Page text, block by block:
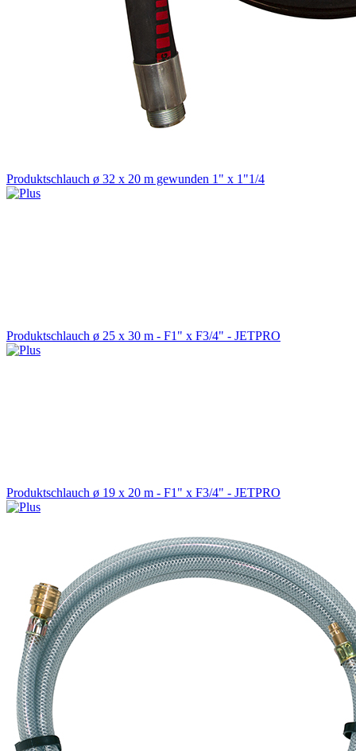
Produktschlauch ø 32 x 20 m gewunden 1" x 1"1/4
Produktschlauch ø 25 x 30 m - F1" x F3/4" - JETPRO
Produktschlauch ø 19 x 20 m - F1" x F3/4" - JETPRO